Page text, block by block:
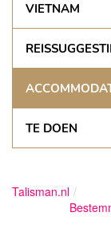
VIETNAM
TE DOEN
Talisman.nl